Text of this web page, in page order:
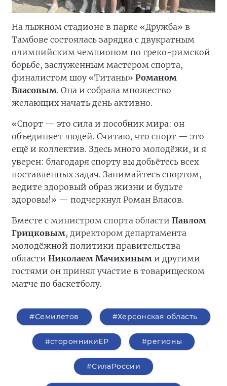
На лыжном стадионе в парке «Дружба» в
Тамбове состоялась зарядка с двукратным
олимпийским чемпионом по греко-римской
борьбе, заслуженным мастером спорта,
финалистом шоу «Титаны» Романом
Власовым. Она и собрала множество
желающих начать день активно.
«Спорт — это сила и пособник мира: он
объединяет людей. Считаю, что спорт — это
ещё и коллектив. Здесь много молодёжи, и я
уверен: благодаря спорту вы добьётесь всех
поставленных задач. Занимайтесь спортом,
ведите здоровый образ жизни и будьте
здоровы!» — подчеркнул Роман Власов.
Вместе с министром спорта области Павлом
Грицковым, директором департамента
молодёжной политики правительства
области Николаем Мачихиным и другими
гостями он принял участие в товарищеском
матче по баскетболу.
#Семилетов #Херсонская область
#сторонникиЕР #регионы
#СилаРоссии